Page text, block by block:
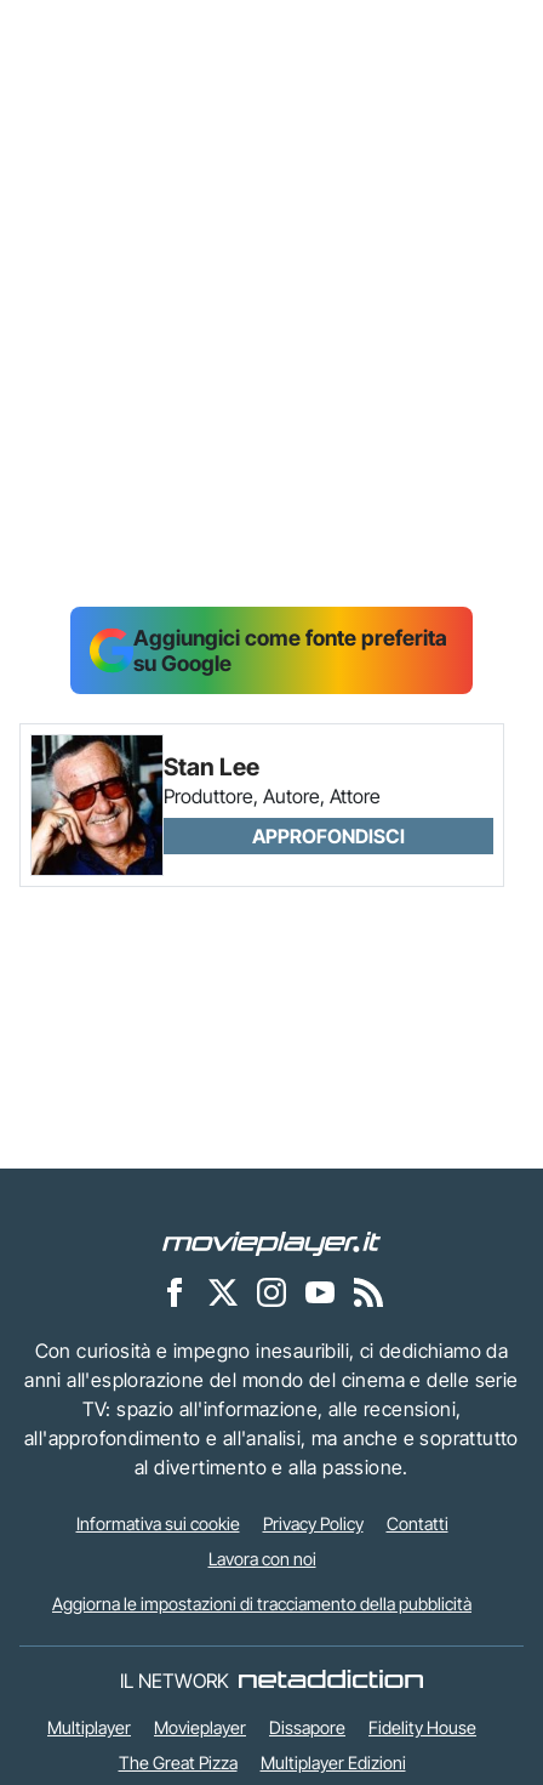
Aggiungici come fonte preferita
su Google
Stan Lee
Produttore, Autore, Attore
APPROFONDISCI
Con curiosità e impegno inesauribili, ci dedichiamo da
anni all'esplorazione del mondo del cinema e delle serie
TV: spazio all'informazione, alle recensioni,
all'approfondimento e all'analisi, ma anche e soprattutto
al divertimento e alla passione.
Informativa sui cookie Privacy Policy
Contatti
Lavora con noi
Aggiorna le impostazioni di tracciamento della pubblicità
IL NETWORK
Multiplayer Movieplayer Dissapore
Fidelity House
The Great Pizza
Multiplayer Edizioni